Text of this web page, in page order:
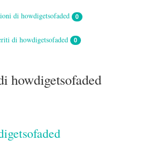
di howdigetsofaded 0
di howdigetsofaded 0
howdigetsofaded